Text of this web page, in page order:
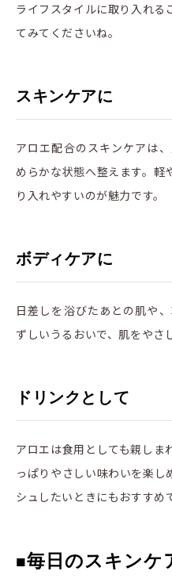
ライフスタイルに取り入れる
てみてくださいね。
スキンケアに
アロエ配合のスキンケアは
めらかな状態へ整えます。軽
り入れやすいのが魅力です。
ボディケアに
日差しを浴びたあとの肌や
ずしいうるおいで、肌をやさ
ドリンクとして
アロエは食用としても親しま
っぱりやさしい味わいを楽し
シュしたいときにもおすすめ
■毎日のスキンケ